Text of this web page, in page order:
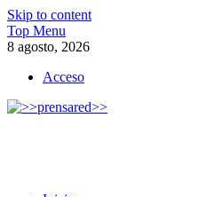
Skip to content
Top Menu
8 agosto, 2026
Acceso